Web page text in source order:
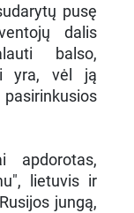
pusę
dalis
balso,
yra, vėl ją
apdorotas,
lietuvis ir
jungą,